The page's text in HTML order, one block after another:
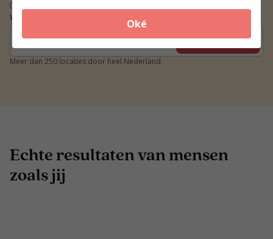
Oké
Vind een coach bij jou in de buurt
Zoek coaches
Meer dan 250 locaties door heel Nederland
Echte resultaten van mensen
zoals jij